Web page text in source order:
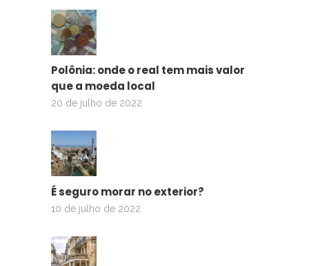
Polônia: onde o real tem mais valor
que a moeda local
20 de julho de 2022
É seguro morar no exterior?
10 de julho de 2022